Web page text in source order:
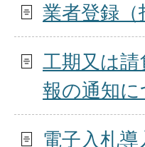
2026年07月
7月8日
業者登録（
工期又は
報の通知に
電子入札